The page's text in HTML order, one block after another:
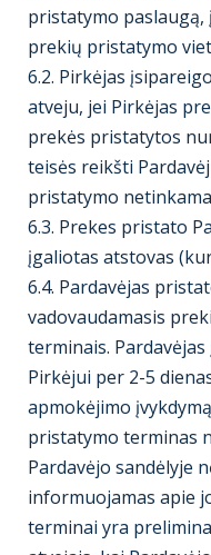
pristatymo
prekių pristatymo
6.2. Pirkėjas
atveju, jei Pirkėjas
prekės pristatytos
teisės reikšti
pristatymo
6.3. Prekes pristato
įgaliotas atstovas
6.4. Pardavėjas
vadovaudamasis
terminais.
Pirkėjui per 2-5
apmokėjimo
pristatymo terminas
Pardavėjo sandėlyje
informuojamas apie
terminai yra